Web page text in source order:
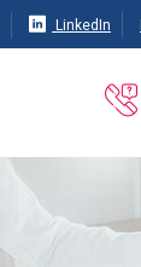
LinkedIn